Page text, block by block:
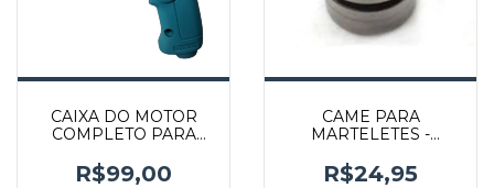
CAIXA DO MOTOR
COMPLETO PARA
MAKITA
R$99,00
CAME PARA
MARTELETES -
R$24,95